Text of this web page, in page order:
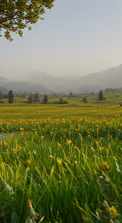
reviennent en
ces formes auront
pas.
techniques
femelle moussée.
d'avis pour ce produit -
les avis sont 100%
peuvent laisser un avis